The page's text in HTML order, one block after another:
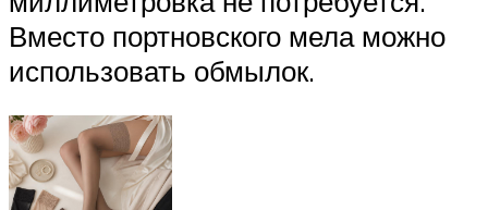
Вместо портновского мела можно
использовать обмылок.